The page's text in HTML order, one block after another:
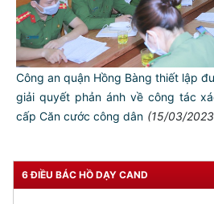
Công an quận Hồng Bàng thiết lập
giải quyết phản ánh về công tác
cấp Căn cước công dân (15/03/
6 ĐIỀU BÁC HỒ DẠY CAND